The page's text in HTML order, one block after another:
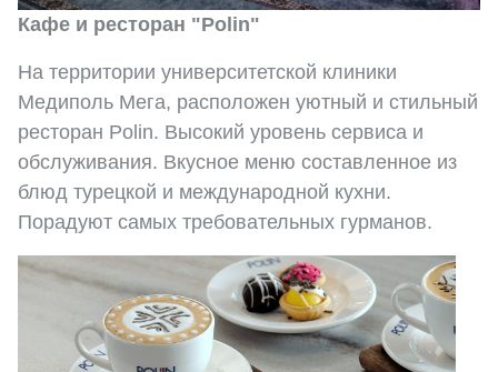
Кафе и ресторан "Polin"
На территории университетской клиники
Медиполь Мега, расположен уютный и стильный
ресторан Polin. Высокий уровень сервиса и
обслуживания. Вкусное меню составленное из
блюд турецкой и международной кухни.
Порадуют самых требовательных гурманов.